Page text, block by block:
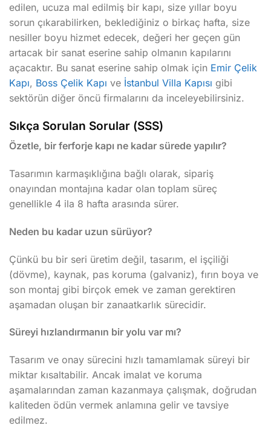
edilen, ucuza mal edilmiş bir kapı, size yıllar boyu
sorun çıkarabilirken, beklediğiniz o birkaç hafta, size
nesiller boyu hizmet edecek, değeri her geçen gün
artacak bir sanat eserine sahip olmanın kapılarını
açacaktır. Bu sanat eserine sahip olmak için Emir Çelik
Kapı, Boss Çelik Kapı ve İstanbul Villa Kapısı gibi
sektörün diğer öncü firmalarını da inceleyebilirsiniz.
Sıkça Sorulan Sorular (SSS)
Özetle, bir ferforje kapı ne kadar sürede yapılır?
Tasarımın karmaşıklığına bağlı olarak, sipariş
onayından montajına kadar olan toplam süreç
genellikle 4 ila 8 hafta arasında sürer.
Neden bu kadar uzun sürüyor?
Çünkü bu bir seri üretim değil, tasarım, el işçiliği
(dövme), kaynak, pas koruma (galvaniz), fırın boya ve
son montaj gibi birçok emek ve zaman gerektiren
aşamadan oluşan bir zanaatkarlık sürecidir.
Süreyi hızlandırmanın bir yolu var mı?
Tasarım ve onay sürecini hızlı tamamlamak süreyi bir
miktar kısaltabilir. Ancak imalat ve koruma
aşamalarından zaman kazanmaya çalışmak, doğrudan
kaliteden ödün vermek anlamına gelir ve tavsiye
edilmez.